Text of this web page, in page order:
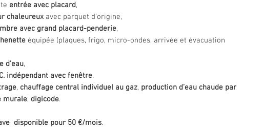
entrée avec placard,
chaleureux avec parquet d’origine,
avec grand placard-penderie,
équipée (plaques, frigo, micro-ondes, arrivée et évacuation
d’eau,
indépendant avec fenêtre.
, chauffage central individuel au gaz, production d’eau chaude par
murale, digicode.
disponible pour 50 €/mois.